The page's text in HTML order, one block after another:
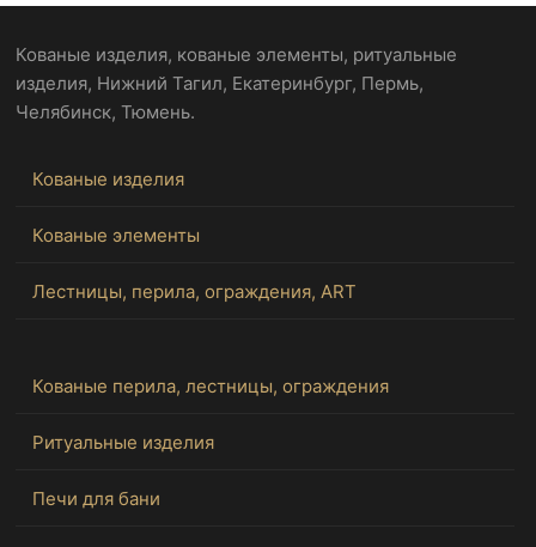
Кованые изделия, кованые элементы, ритуальные
изделия, Нижний Тагил, Екатеринбург, Пермь,
Челябинск, Тюмень.
Кованые изделия
Кованые элементы
Лестницы, перила, ограждения, ART
Кованые перила, лестницы, ограждения
Ритуальные изделия
Печи для бани